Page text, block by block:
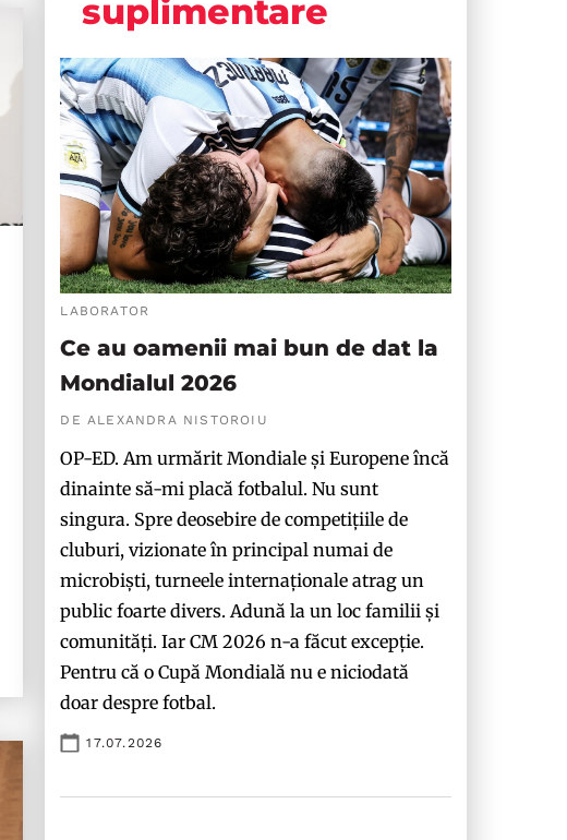
suplimentare
LABORATOR
Ce au oamenii mai bun de dat la
Mondialul 2026
DE ALEXANDRA NISTOROIU
OP-ED. Am urmărit Mondiale și Europene încă
dinainte să-mi placă fotbalul. Nu sunt
singura. Spre deosebire de competițiile de
cluburi, vizionate în principal numai de
microbiști, turneele internaționale atrag un
public foarte divers. Adună la un loc familii și
comunități. Iar CM 2026 n-a făcut excepție.
Pentru că o Cupă Mondială nu e niciodată
doar despre fotbal.
17.07.2026